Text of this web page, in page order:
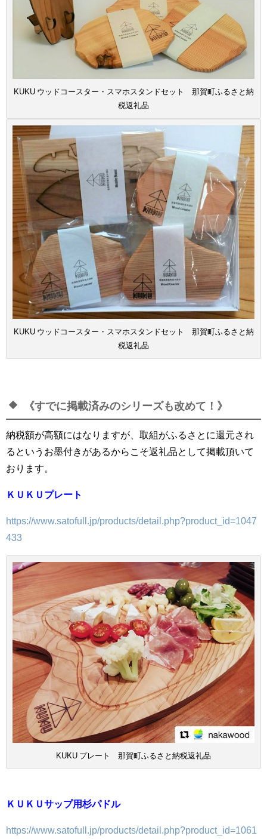
KUKU ウッドコースター・スマホスタンドセット 那賀町ふるさと納
税返礼品
KUKU ウッドコースター・スマホスタンドセット 那賀町ふるさと納
税返礼品
《すでに掲載済みのシリーズも改めて！》
納税額が高額にはなりますが、取組がふるさとに還元され
るというお墨付きがあるからこそ返礼品として掲載頂いて
おります。
ＫＵＫＵプレート
https://www.satofull.jp/products/detail.php?product_id=1047
433
KUKU プレート 那賀町ふるさと納税返礼品
ＫＵＫＵサップ用杉パドル
https://www.satofull.jp/products/detail.php?product_id=1061